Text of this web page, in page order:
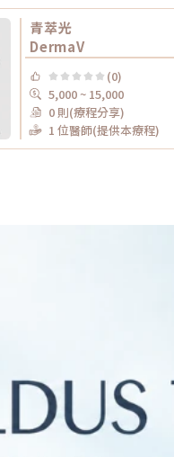
青萃光
DermaV
(0)
5,000 ~ 15,000
0 則(療程分享)
1 位醫師(提供本療程)